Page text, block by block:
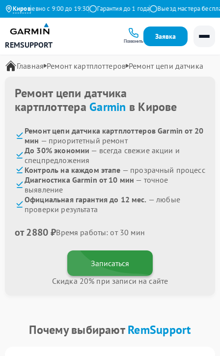
Киров
Ежедневно с 9:00 до 19:30 Гарантия до 1 года Выезд мастера
REMSUPPORT Позвонить
Заявка
Главная Ремонт картплоттеров Ремонт цепи датчика
Ремонт цепи датчика
картплоттера Garmin в Кирове
Ремонт цепи датчика картплоттеров Garmin от 20
мин — приоритетный ремонт
До 30% экономии — всегда свежие акции и
спецпредложения
Контроль на каждом этапе — прозрачный процесс
Диагностика Garmin от 10 мин — точное
выявление
Официальная гарантия до 12 мес. — любые
проверки результата
от 2880 ₽Время работы: от 30 мин
Записаться
Скидка 20% при записи на сайте
Почему выбираютRemSupport